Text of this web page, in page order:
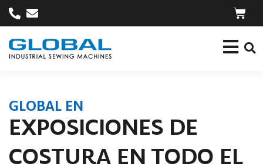
GLOBAL EN
EXPOSICIONES DE
COSTURA EN TODO EL